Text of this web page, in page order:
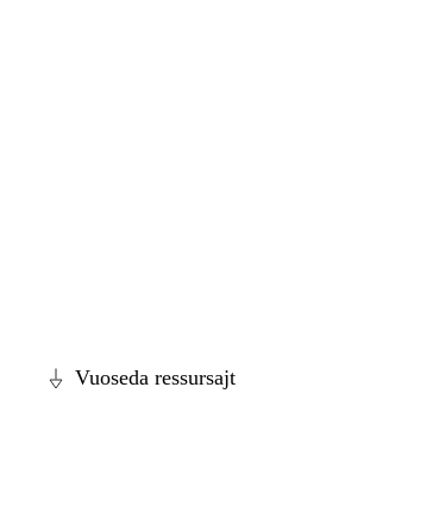
Vuoseda ressursajt